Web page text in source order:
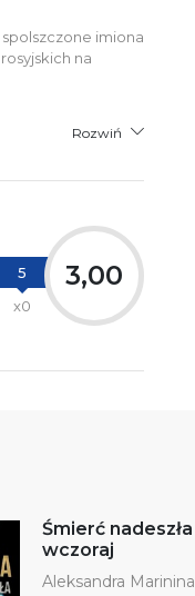
imiona
na
Rozwiń
5
x0
3,00
Śmierć nadeszła
wczoraj
Aleksandra Marinina